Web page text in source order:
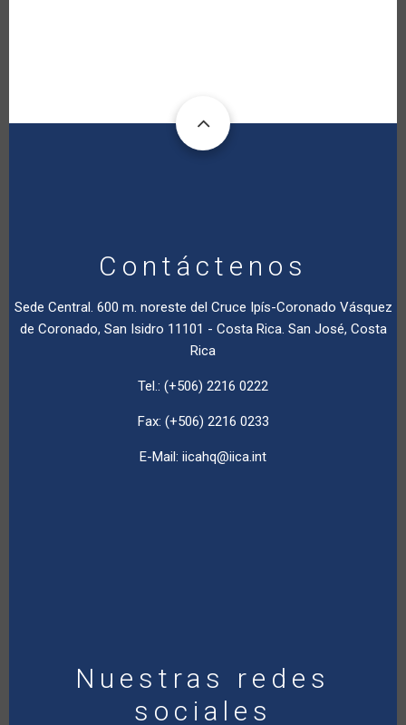
Contáctenos
Sede Central. 600 m. noreste del Cruce Ipís-Coronado Vásquez
de Coronado, San Isidro 11101 - Costa Rica. San José, Costa
Rica
Tel.: (+506) 2216 0222
Fax: (+506) 2216 0233
E-Mail: iicahq@iica.int
Nuestras redes
sociales